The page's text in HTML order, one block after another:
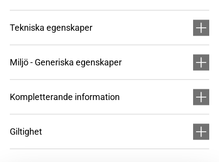
Tekniska egenskaper
Miljö - Generiska egenskaper
Kompletterande information
Giltighet